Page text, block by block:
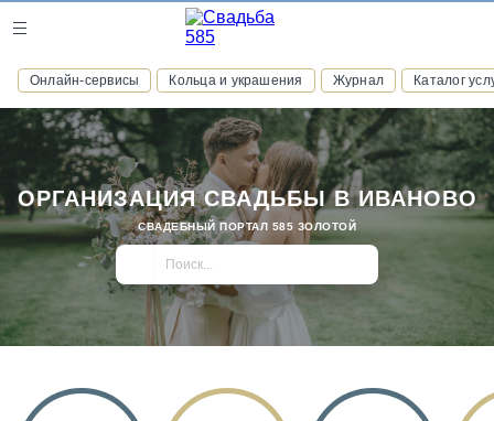
Онлайн-сервисы Кольца и украшения Журнал Каталог
Онлайн-сервисы
ВСТУПАЙТЕ В КЛУБ ПРИВИЛЕГИЙ
присоединяйтесь к закрытому сообществу и получайте
скидки и бонусы за участие
РЕГИСТРАЦИЯ
ОРГАНИЗАЦИЯ СВАДЬБЫ В ИВАНОВО
СВАДЕБНЫЙ ПОРТАЛ 585 ЗОЛОТОЙ